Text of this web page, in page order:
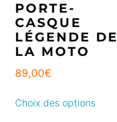
PORTE-
CASQUE
LÉGENDE DE
LA MOTO
89,00€
Choix des options